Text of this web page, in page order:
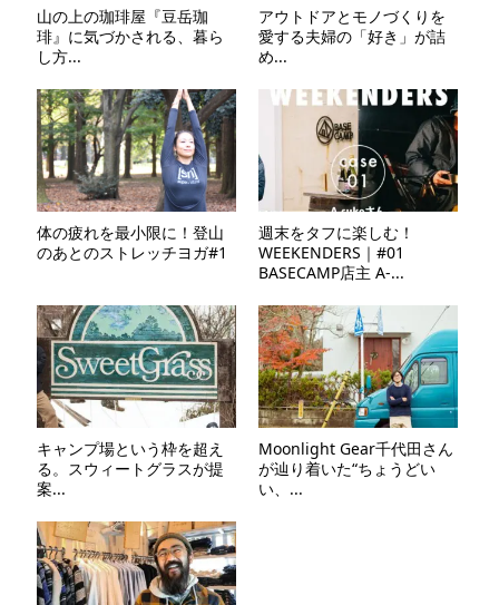
山の上の珈琲屋『豆岳珈
琲』に気づかされる、暮ら
し方...
アウトドアとモノづくりを
愛する夫婦の「好き」が詰
め...
体の疲れを最小限に！登山
のあとのストレッチヨガ#1
週末をタフに楽しむ！
WEEKENDERS｜#01
BASECAMP店主 A-...
キャンプ場という枠を超え
る。スウィートグラスが提
案...
Moonlight Gear千代田さん
が辿り着いた“ちょうどい
い、...